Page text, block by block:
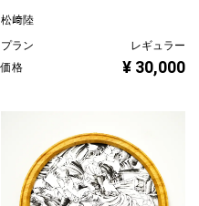
松﨑陸
プラン
レギュラー
価格
¥ 30,000